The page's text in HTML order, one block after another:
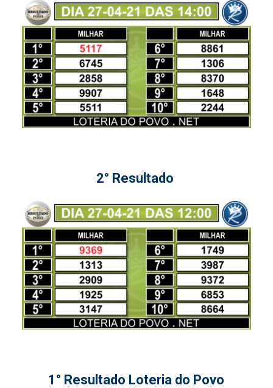
2° Resultado
1° Resultado Loteria do Povo